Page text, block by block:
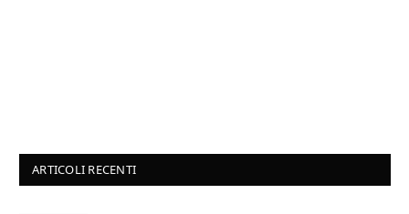
ARTICOLI RECENTI